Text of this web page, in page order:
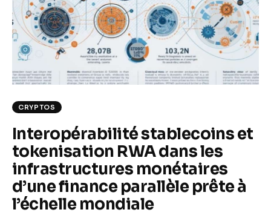
Climate
Markets
Tech
Reports
Shop
CRYPTOS
Interopérabilité stablecoins et
tokenisation RWA dans les
infrastructures monétaires
d’une finance parallèle prête à
l’échelle mondiale